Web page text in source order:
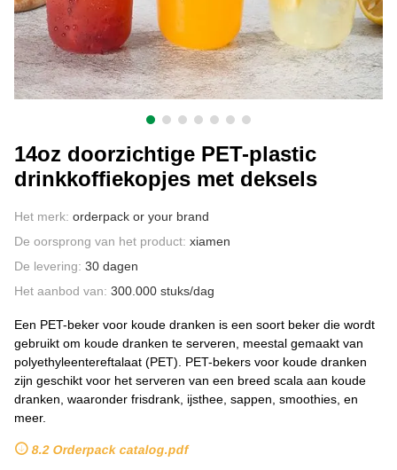
CONTACT MET ONS
14oz doorzichtige PET-plastic
drinkkoffiekopjes met deksels
Het merk: orderpack or your brand
De oorsprong van het product: xiamen
De levering: 30 dagen
Het aanbod van: 300.000 stuks/dag
Een PET-beker voor koude dranken is een soort beker die wordt
gebruikt om koude dranken te serveren, meestal gemaakt van
polyethyleentereftalaat (PET). PET-bekers voor koude dranken
zijn geschikt voor het serveren van een breed scala aan koude
dranken, waaronder frisdrank, ijsthee, sappen, smoothies, en
meer.
8.2 Orderpack catalog.pdf